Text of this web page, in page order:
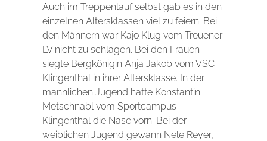
Auch im Treppenlauf selbst gab es in den
einzelnen Altersklassen viel zu feiern. Bei
den Männern war Kajo Klug vom Treuener
LV nicht zu schlagen. Bei den Frauen
siegte Bergkönigin Anja Jakob vom VSC
Klingenthal in ihrer Altersklasse. In der
männlichen Jugend hatte Konstantin
Metschnabl vom Sportcampus
Klingenthal die Nase vorn. Bei der
weiblichen Jugend gewann Nele Reyer,